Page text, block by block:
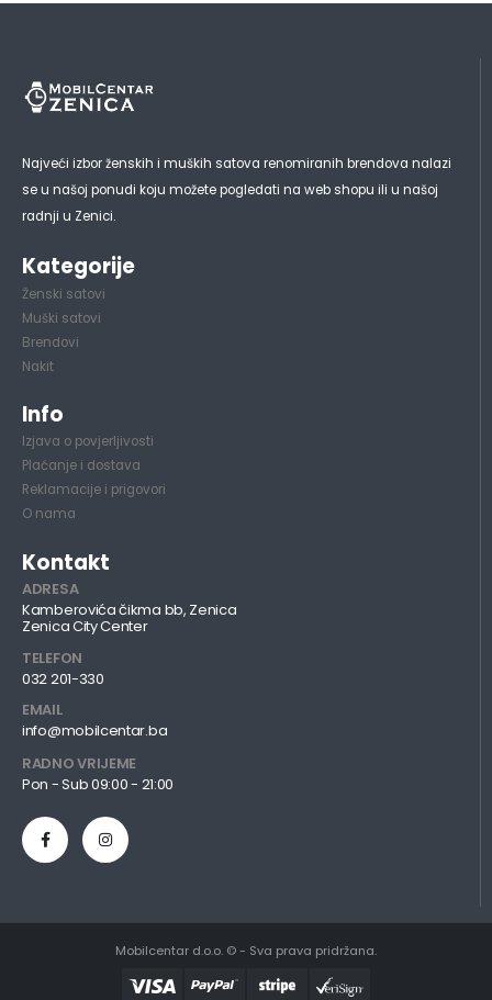
Najveći izbor ženskih i muških satova renomiranih brendova nalazi
se u našoj ponudi koju možete pogledati na web shopu ili u našoj
radnji u Zenici.
Kategorije
Ženski satovi
Muški satovi
Brendovi
Nakit
Info
Izjava o povjerljivosti
Plaćanje i dostava
Reklamacije i prigovori
O nama
Kontakt
ADRESA
Kamberovića čikma bb, Zenica
Zenica City Center
TELEFON
032 201-330
EMAIL
info@mobilcentar.ba
RADNO VRIJEME
Pon - Sub 09:00 - 21:00
Mobilcentar d.o.o. © - Sva prava pridržana.